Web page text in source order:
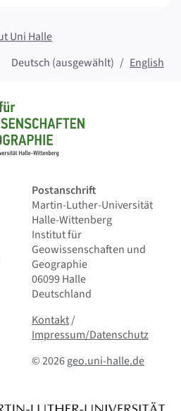
Uni Halle
Deutsch (ausgewählt)
English
Postanschrift
Martin-Luther-Universität
Halle-Wittenberg
Institut für
Geowissenschaften und
Geographie
06099 Halle
Deutschland
Kontaktund Kleingedrucktes
Kontakt/
Impressum/Datenschutz
© 2026geo.uni-halle.de